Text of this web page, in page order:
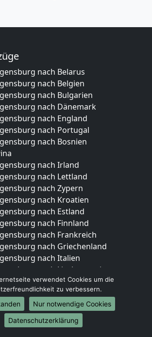
nach Belarus
nach Belgien
nach Bulgarien
nach Dänemark
nach England
nach Portugal
nach Bosnien
nach Irland
nach Lettland
nach Zypern
nach Kroatien
nach Estland
nach Finnland
nach Frankreich
nach Griechenland
nach Italien
nach Liechtenstein
nach Luxemburg
nach Niederlande
nach Norwegen
verwendet Cookies um die
zu verbessern.
Nur notwendige Cookies
Datenschutzerklärung